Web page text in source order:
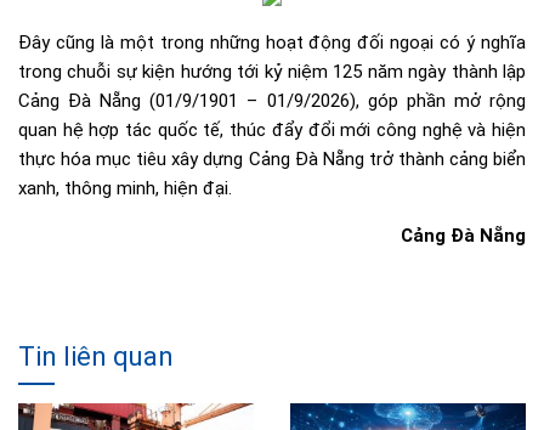
Đây cũng là một trong những hoạt động đối ngoại có ý nghĩa
trong chuỗi sự kiện hướng tới kỷ niệm 125 năm ngày thành lập
Cảng Đà Nẵng (01/9/1901 – 01/9/2026), góp phần mở rộng
quan hệ hợp tác quốc tế, thúc đẩy đổi mới công nghệ và hiện
thực hóa mục tiêu xây dựng Cảng Đà Nẵng trở thành cảng biển
xanh, thông minh, hiện đại.
Cảng Đà Nẵng
Tin liên quan